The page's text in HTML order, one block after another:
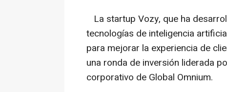
La startup Vozy, que ha
tecnologías de inteligencia
para mejorar la experiencia de
una ronda de inversión liderada
corporativo de Global Omnium.